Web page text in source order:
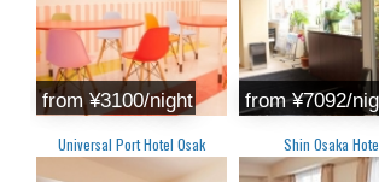
from ‎¥3100/night from ¥7092/
Universal Port Hotel Osak Shin Osaka